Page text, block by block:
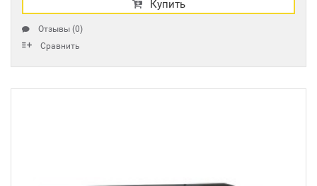
Купить
Отзывы (0)
Сравнить